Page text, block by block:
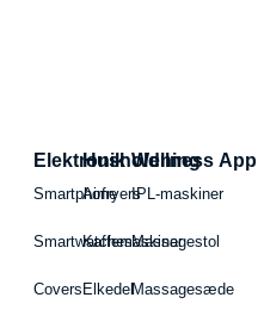
Elektronik
Smartphone
Smartwatches
Covers
Husholdning
Airfryers
Kaffemaskiner
Elkedel
Wellness App
IPL-maskiner
Massagestol
Massagesæde